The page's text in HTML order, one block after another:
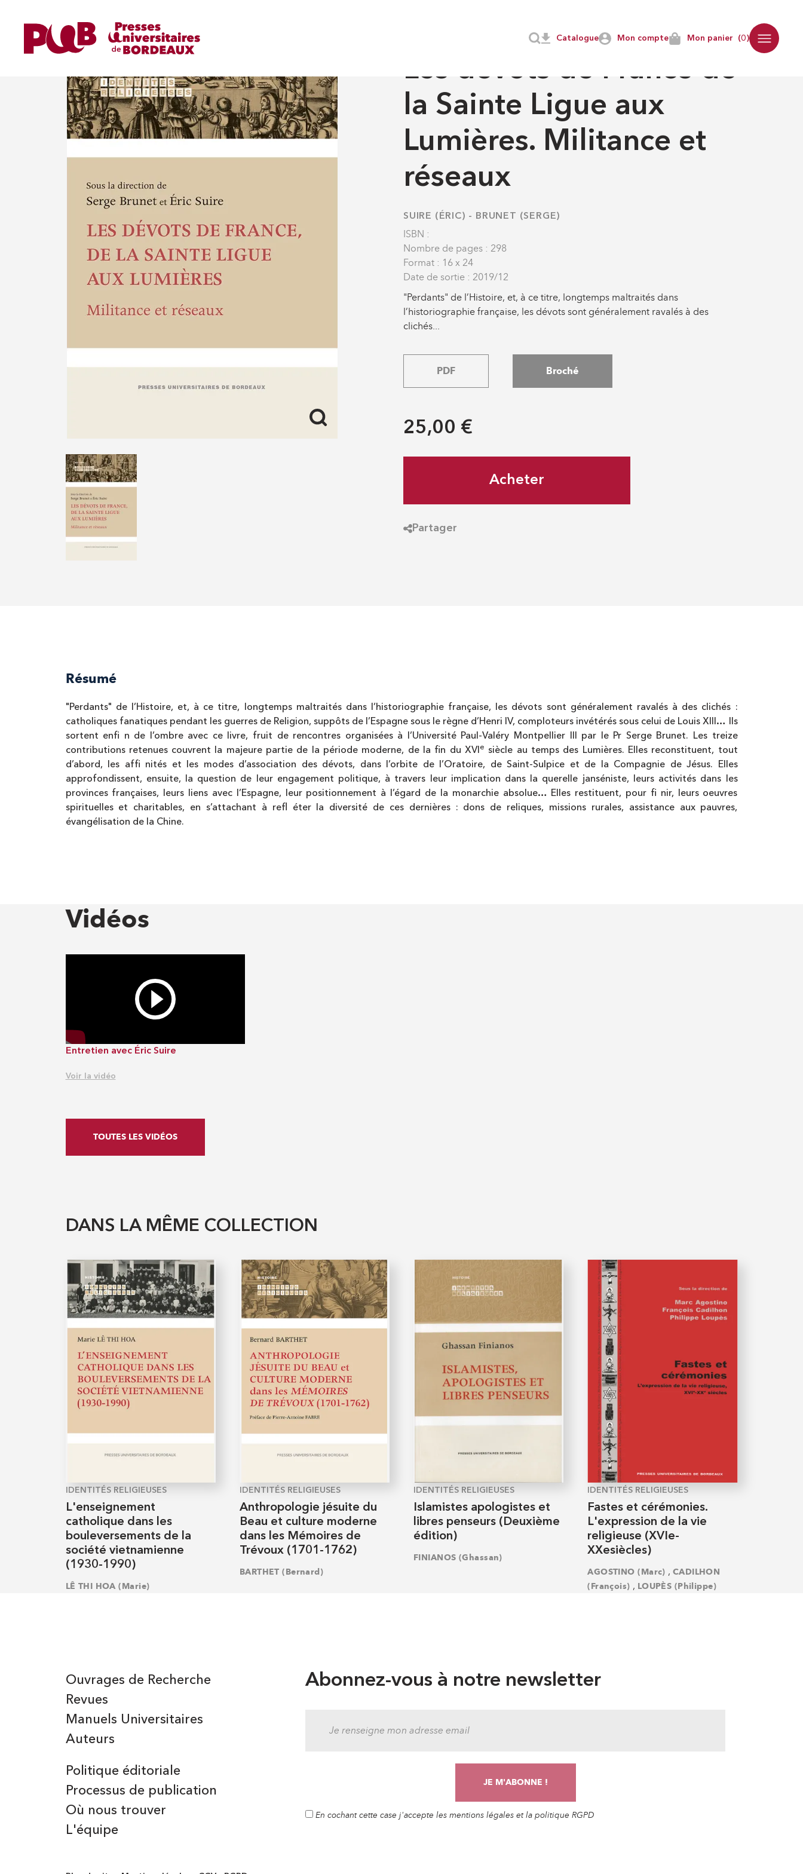
Mon compte Mon panier (0)
Catalogue
IDENTITÉS RELIGIEUSES
Les dévots de France de
la Sainte Ligue aux
Lumières. Militance et
réseaux
SUIRE (ÉRIC) - BRUNET (SERGE)
ISBN :
Nombre de pages : 298
Format : 16 x 24
Date de sortie : 2019/12
"Perdants" de l’Histoire, et, à ce titre, longtemps maltraités dans
l’historiographie française, les dévots sont généralement ravalés à des
clichés...
PDF Broché
25,00 €
Acheter
Partager
Résumé
"Perdants" de l’Histoire, et, à ce titre, longtemps maltraités dans l’historiographie française, les dévots sont généralement ravalés à des clichés :
catholiques fanatiques pendant les guerres de Religion, suppôts de l’Espagne sous le règne d’Henri IV, comploteurs invétérés sous celui de Louis XIII… Ils
sortent enfi n de l’ombre avec ce livre, fruit de rencontres organisées à l’Université Paul-Valéry Montpellier III par le Pr Serge Brunet. Les treize
contributions retenues couvrent la majeure partie de la période moderne, de la fin du XVI e siècle au temps des Lumières. Elles reconstituent, tout
d’abord, les affi nités et les modes d’association des dévots, dans l’orbite de l’Oratoire, de Saint-Sulpice et de la Compagnie de Jésus. Elles
approfondissent, ensuite, la question de leur engagement politique, à travers leur implication dans la querelle janséniste, leurs activités dans les
provinces françaises, leurs liens avec l’Espagne, leur positionnement à l’égard de la monarchie absolue… Elles restituent, pour fi nir, leurs oeuvres
spirituelles et charitables, en s’attachant à refl éter la diversité de ces dernières : dons de reliques, missions rurales, assistance aux pauvres,
évangélisation de la Chine.
Vidéos
Entretien avec Éric Suire
Voir la vidéo
TOUTES LES VIDÉOS
DANS LA MÊME COLLECTION
IDENTITÉS RELIGIEUSES
L'enseignement
catholique dans les
bouleversements de la
société vietnamienne
(1930-1990)
LÊ THI HOA (Marie)
IDENTITÉS RELIGIEUSES
Anthropologie jésuite du
Beau et culture moderne
dans les Mémoires de
Trévoux (1701-1762)
BARTHET (Bernard)
IDENTITÉS RELIGIEUSES
Islamistes apologistes et
libres penseurs (Deuxième
édition)
FINIANOS (Ghassan)
IDENTITÉS RELIGIEUSES
Fastes et cérémonies.
L'expression de la vie
religieuse (XVIe-
XXesiècles)
AGOSTINO (Marc) , CADILHON
(François) , LOUPÈS (Philippe)
Abonnez-vous à notre newsletter
En cochant cette case j'accepte les mentions légales et la politique RGPD
Auteurs
Manuels Universitaires
Ouvrages de Recherche
Revues
Politique éditoriale
Processus de publication
Où nous trouver
L'équipe